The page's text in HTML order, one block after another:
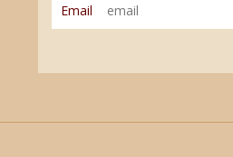
Email